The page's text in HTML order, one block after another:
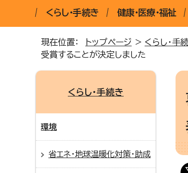
くらし・手続き 健康・医療・福祉
現在位置： トップページ > くらし・手
受賞することが決定しました
くらし・手続き
環境
省エネ・地球温暖化対策・助成